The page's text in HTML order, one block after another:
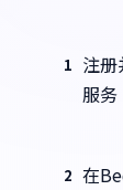
1 注
服务
2 在